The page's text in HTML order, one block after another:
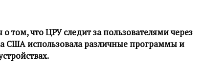
том, что ЦРУ следит за пользователями через
США использовала различные программы и